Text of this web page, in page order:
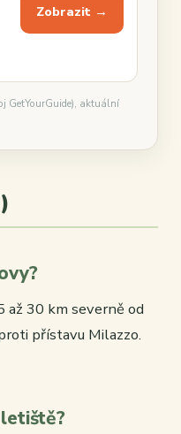
Zobrazit →
GetYourGuide), aktuální
až 30 km severně od
přístavu Milazzo.